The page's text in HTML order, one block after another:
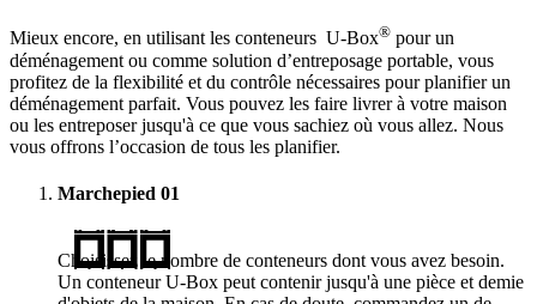
Mieux encore, en utilisant les conteneurs U-Box® pour un
déménagement ou comme solution d’entreposage portable, vous
profitez de la flexibilité et du contrôle nécessaires pour planifier un
déménagement parfait. Vous pouvez les faire livrer à votre maison
ou les entreposer jusqu'à ce que vous sachiez où vous allez. Nous
vous offrons l’occasion de tous les planifier.
Marchepied 01
Choisissez le nombre de conteneurs dont vous avez besoin.
Un conteneurU-Box peut contenir jusqu'à une pièce et demie